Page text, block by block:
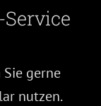
gerne
nutzen.